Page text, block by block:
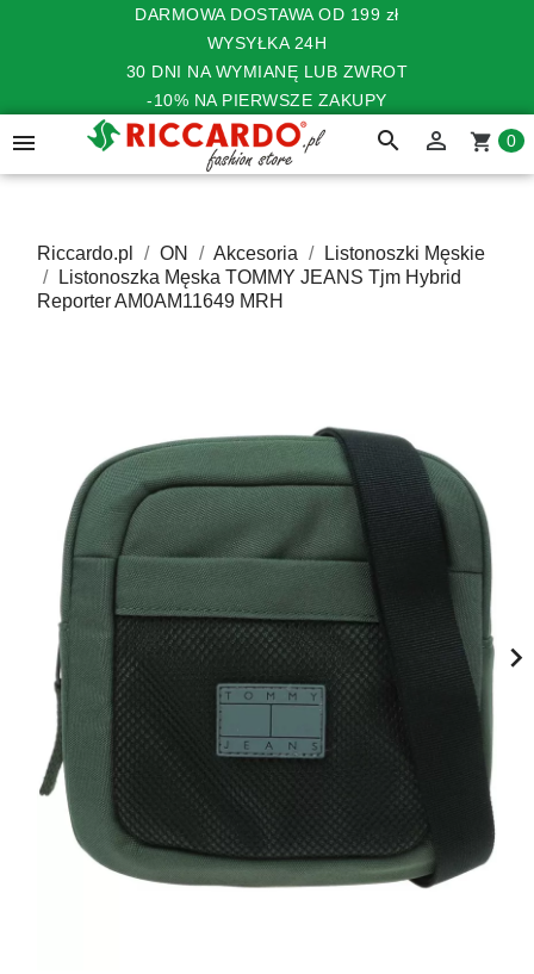
DARMOWA DOSTAWA OD 199 zł
WYSYŁKA 24H
30 DNI NA WYMIANĘ LUB ZWROT
-10% NA PIERWSZE ZAKUPY
 search  shopping_cart 0
Riccardo.pl ON Akcesoria
Listonoszki Męskie
Listonoszka Męska TOMMY JEANS Tjm Hybrid
Reporter AM0AM11649 MRH
